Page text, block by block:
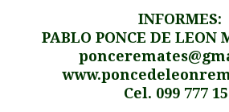
INFORMES:
PABLO PONCE DE LEON
Cel. 099 777